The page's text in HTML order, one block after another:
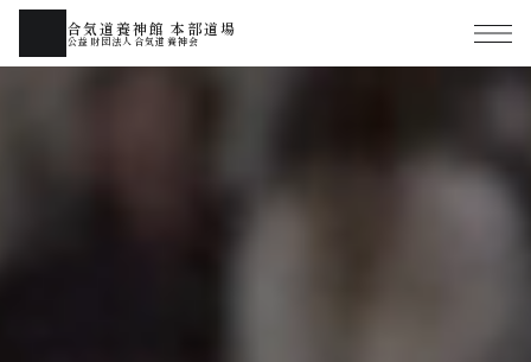
合気道養神館 本部道場
公益財団法人合気道養神会